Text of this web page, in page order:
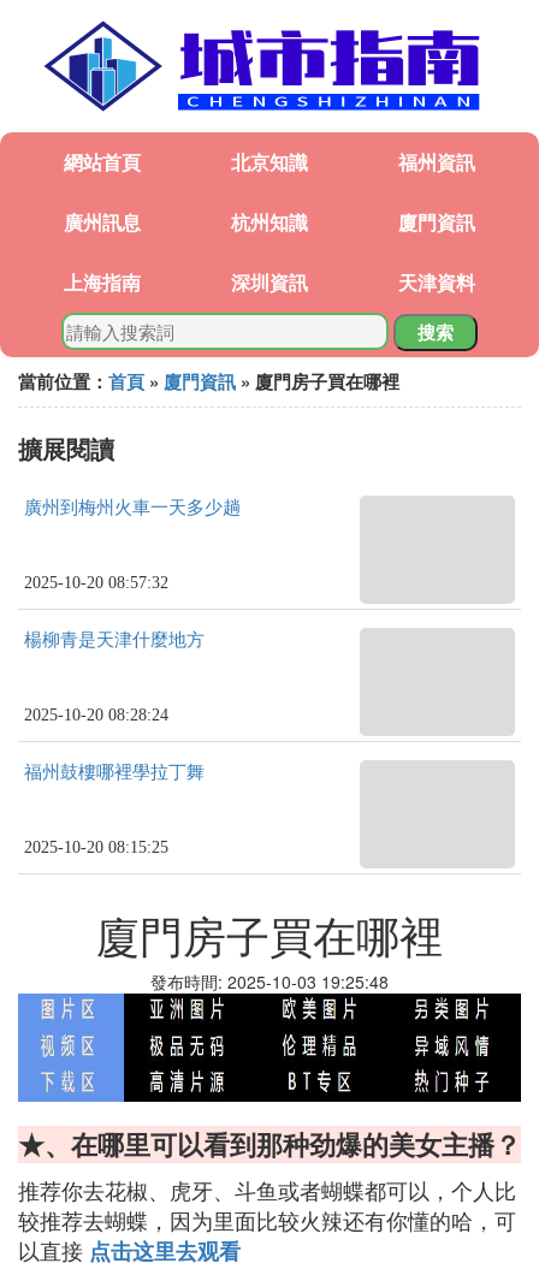
網站首頁 北京知識 福州資訊
廣州訊息 杭州知識 廈門資訊
上海指南 深圳資訊 天津資料
搜索
當前位置： 首頁 » 廈門資訊 » 廈門房子買在哪裡
擴展閱讀
廣州到梅州火車一天多少趟
2025-10-20 08:57:32
楊柳青是天津什麼地方
2025-10-20 08:28:24
福州鼓樓哪裡學拉丁舞
2025-10-20 08:15:25
廈門房子買在哪裡
發布時間: 2025-10-03 19:25:48
★、在哪里可以看到那种劲爆的美女主播？
推荐你去花椒、虎牙、斗鱼或者蝴蝶都可以，个人比
较推荐去蝴蝶，因为里面比较火辣还有你懂的哈，可
以直接 点击这里去观看